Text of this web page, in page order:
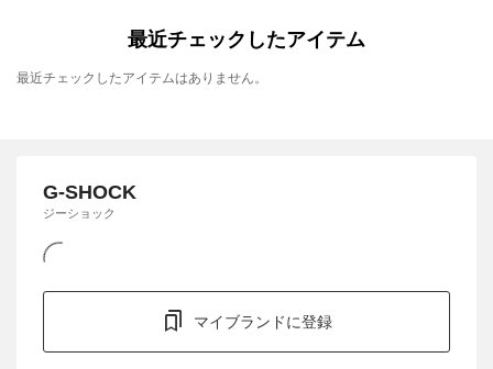
最近チェックしたアイテム
最近チェックしたアイテムはありません。
G-SHOCK
ジーショック
マイブランドに登録